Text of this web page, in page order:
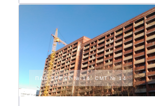
Щегловская усадьба -
ООО Строительная
авис
Дом
Жилой дом, №. Д1
ПАО ТРЕСТ № 14, СМТ № 14